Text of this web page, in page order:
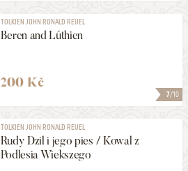
7/10
TOLKIEN JOHN RONALD REUEL
Beren and Lúthien
200 Kč
TOLKIEN JOHN RONALD REUEL
Rudy Dzil i jego pies / Kowal z
Podlesia Wiekszego